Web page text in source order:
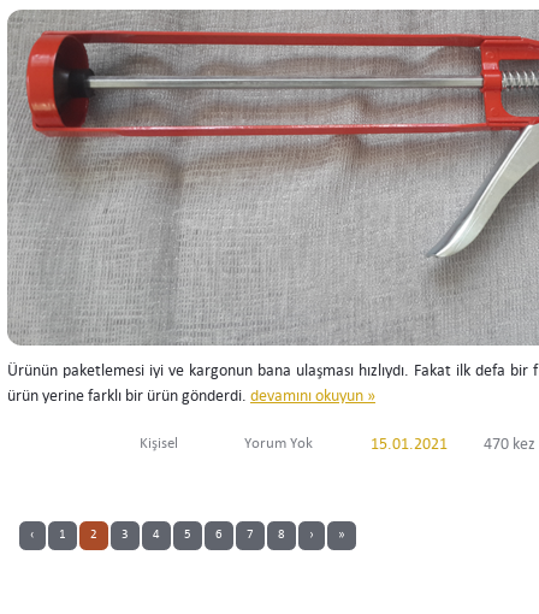
Ürünün paketlemesi iyi ve kargonun bana ulaşması hızlıydı. Fakat ilk defa
ürün yerine farklı bir ürün gönderdi. devamını okuyun »
Kişisel Yorum Yok 15.01.2021 470
‹ 1 2 3 4 5 6 7 8 › »